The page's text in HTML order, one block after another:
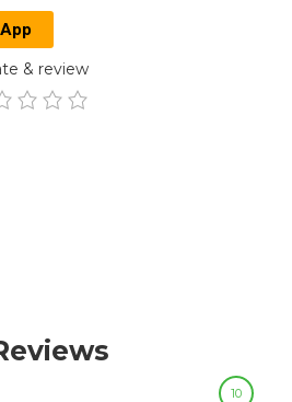
& review
10